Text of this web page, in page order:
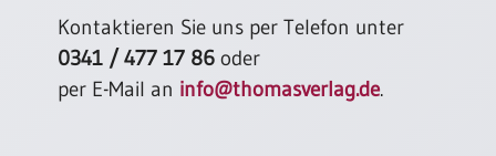
Kontaktieren Sie uns per Telefon unter
0341 / 477 17 86 oder
per E-Mail an info@thomasverlag.de.